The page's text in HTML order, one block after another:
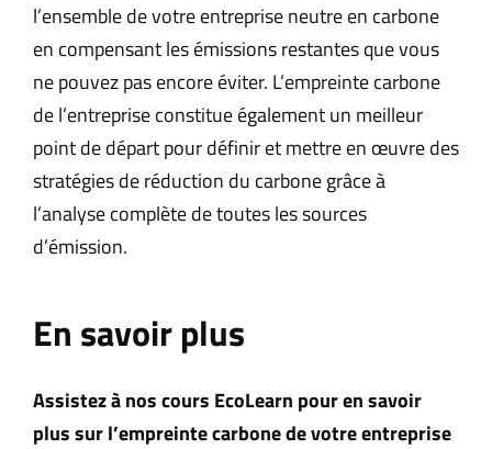
l’ensemble de votre entreprise neutre en carbone
en compensant les émissions restantes que vous
ne pouvez pas encore éviter. L’empreinte carbone
de l’entreprise constitue également un meilleur
point de départ pour définir et mettre en œuvre des
stratégies de réduction du carbone grâce à
l’analyse complète de toutes les sources
d’émission.
En savoir plus
Assistez à nos cours EcoLearn pour en savoir
plus sur l’empreinte carbone de votre entreprise